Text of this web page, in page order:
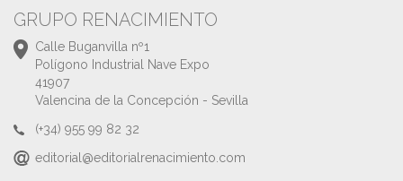
GRUPO RENACIMIENTO
Calle Buganvilla nº1
Polígono Industrial Nave Expo
41907
Valencina de la Concepción - Sevilla
(+34) 955 99 82 32
editorial@editorialrenacimiento.com